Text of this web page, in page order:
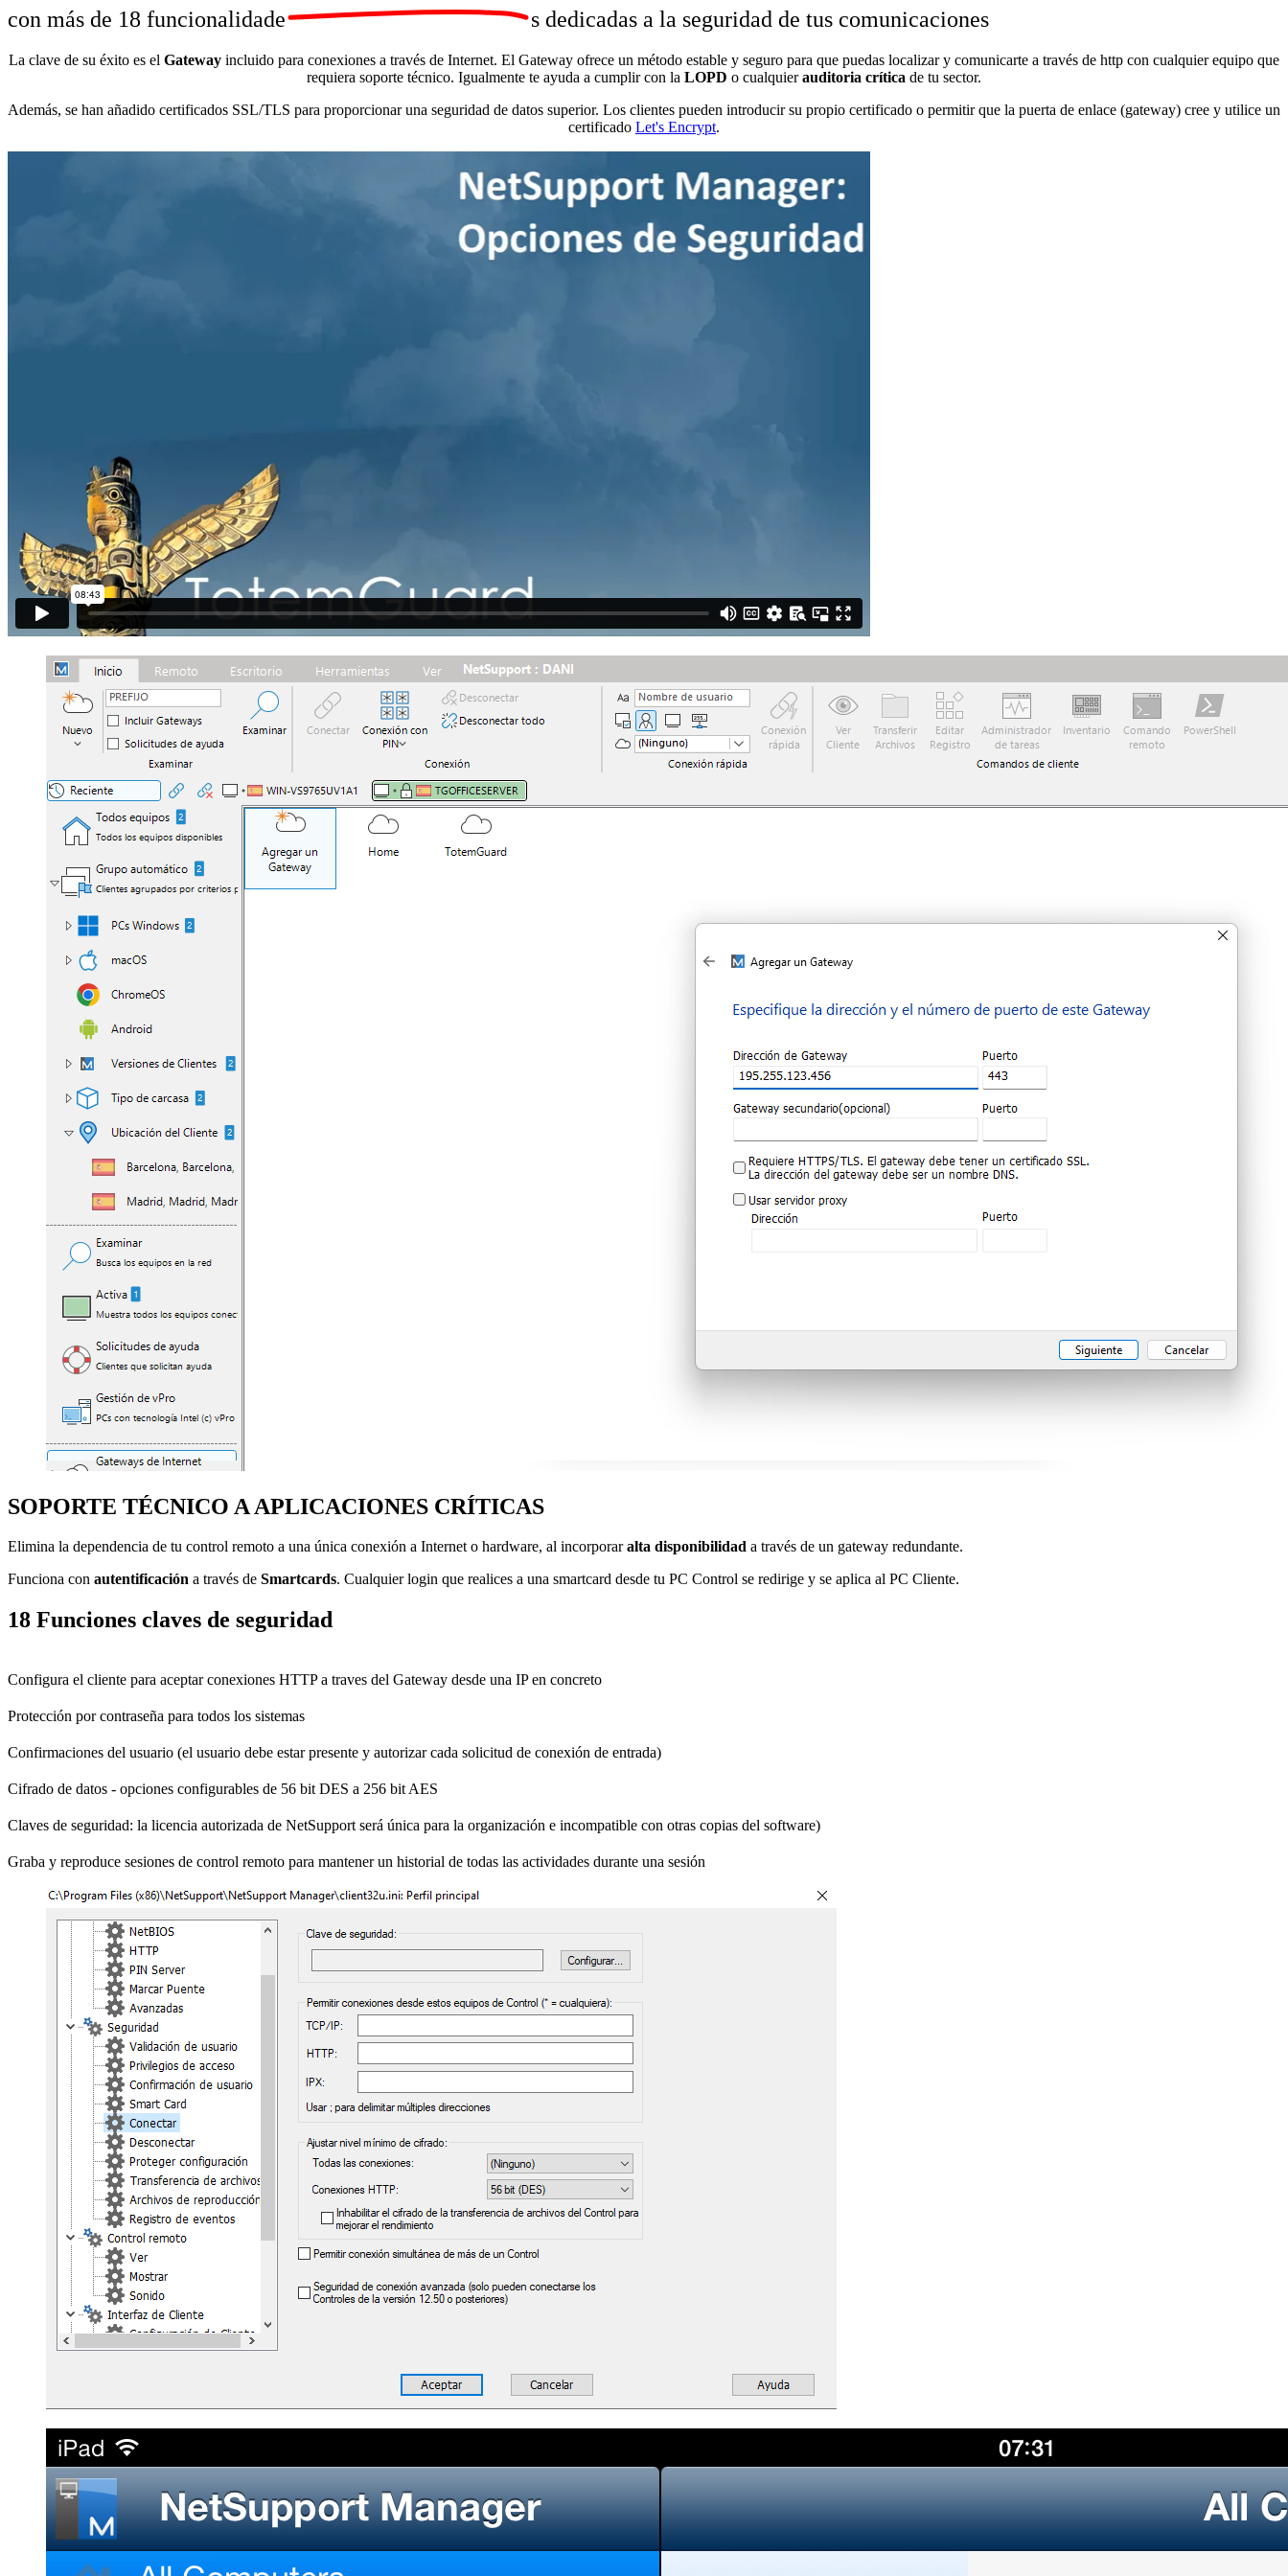
con más de 18 funcionalidade s dedicadas a la seguridad de tus comunicaciones
La clave de su éxito es el Gateway incluido para conexiones a través de Internet. El Gateway ofrece un método estable y seguro para que puedas localizar y comunicarte a través de http con cualquier equipo que
requiera soporte técnico. Igualmente te ayuda a cumplir con la LOPD o cualquierauditoria crítica de tu sector.
Además, se han añadido certificados SSL/TLS para proporcionar una seguridad de datos superior. Los clientes pueden introducir su propio certificado o permitir que la puerta de enlace (gateway) cree y utilice un
certificado Let's Encrypt.
SOPORTE TÉCNICO A APLICACIONES CRÍTICAS
Elimina la dependencia de tu control remoto a una única conexión a Internet o hardware, al incorporaralta disponibilidad a través de un gateway redundante.
Funciona con autentificación a través de Smartcards. Cualquier login que realices a una smartcard desde tu PC Control se redirige y se aplica al PC Cliente.
18 Funciones claves de seguridad
Configura el cliente para aceptar conexiones HTTP a traves del Gateway desde una IP en concreto
Protección por contraseña para todos los sistemas
Confirmaciones del usuario (el usuario debe estar presente y autorizar cada solicitud de conexión de entrada)
Cifrado de datos - opciones configurables de 56 bit DES a 256 bit AES
Claves de seguridad: la licencia autorizada de NetSupport será única para la organización e incompatible con otras copias del software)
Graba y reproduce sesiones de control remoto para mantener un historial de todas las actividades durante una sesión